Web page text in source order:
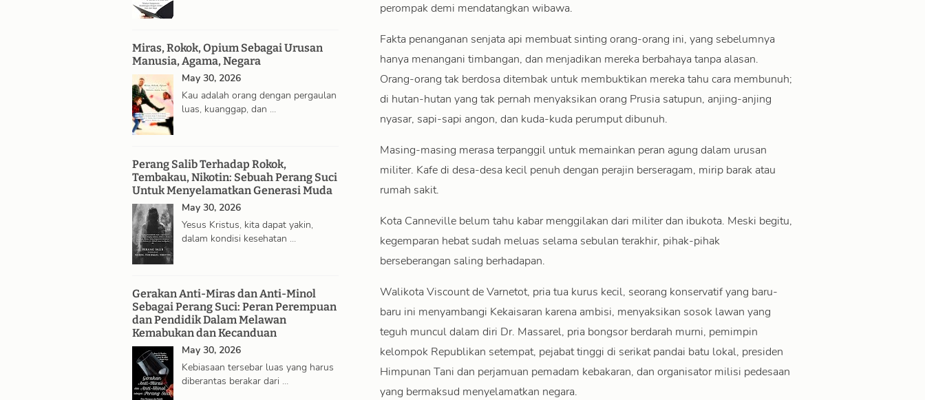
perompak demi mendatangkan wibawa.
Fakta penanganan senjata api membuat sinting orang-orang ini, yang sebelumnya
hanya menangani timbangan, dan menjadikan mereka berbahaya tanpa alasan.
Orang-orang tak berdosa ditembak untuk membuktikan mereka tahu cara membunuh;
di hutan-hutan yang tak pernah menyaksikan orang Prusia satupun, anjing-anjing
nyasar, sapi-sapi angon, dan kuda-kuda perumput dibunuh.
Masing-masing merasa terpanggil untuk memainkan peran agung dalam urusan
militer. Kafe di desa-desa kecil penuh dengan perajin berseragam, mirip barak atau
rumah sakit.
Kota Canneville belum tahu kabar menggilakan dari militer dan ibukota. Meski begitu,
kegemparan hebat sudah meluas selama sebulan terakhir, pihak-pihak
berseberangan saling berhadapan.
Walikota Viscount de Varnetot, pria tua kurus kecil, seorang konservatif yang baru-
baru ini menyambangi Kekaisaran karena ambisi, menyaksikan sosok lawan yang
teguh muncul dalam diri Dr. Massarel, pria bongsor berdarah murni, pemimpin
kelompok Republikan setempat, pejabat tinggi di serikat pandai batu lokal, presiden
Himpunan Tani dan perjamuan pemadam kebakaran, dan organisator milisi pedesaan
yang bermaksud menyelamatkan negara.
Miras, Rokok, Opium Sebagai Urusan
Manusia, Agama, Negara
May 30, 2026
Kau adalah orang dengan pergaulan
luas, kuanggap, dan …
Perang Salib Terhadap Rokok,
Tembakau, Nikotin: Sebuah Perang Suci
Untuk Menyelamatkan Generasi Muda
May 30, 2026
Yesus Kristus, kita dapat yakin,
dalam kondisi kesehatan …
Gerakan Anti-Miras dan Anti-Minol
Sebagai Perang Suci: Peran Perempuan
dan Pendidik Dalam Melawan
Kemabukan dan Kecanduan
May 30, 2026
Kebiasaan tersebar luas yang harus
diberantas berakar dari …